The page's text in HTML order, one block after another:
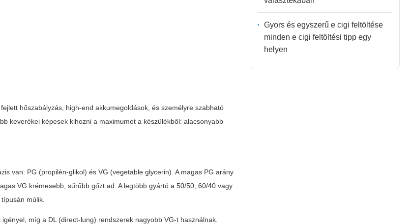
hőszabályzás, high-end akkumegoldások, és személyre szabható
keverékei képesek kihozni a maximumot a készülékből: alacsonyabb
van: PG (propilén-glikol) és VG (vegetable glycerin). A magas PG arány
VG krémesebb, sűrűbb gőzt ad. A legtöbb gyártó a 50/50, 60/40 vagy
múlik.
míg a DL (direct-lung) rendszerek nagyobb VG-t használnak.
Gyors és egyszerű e cigi feltöltése
minden e cigi feltöltési tipp egy
helyen